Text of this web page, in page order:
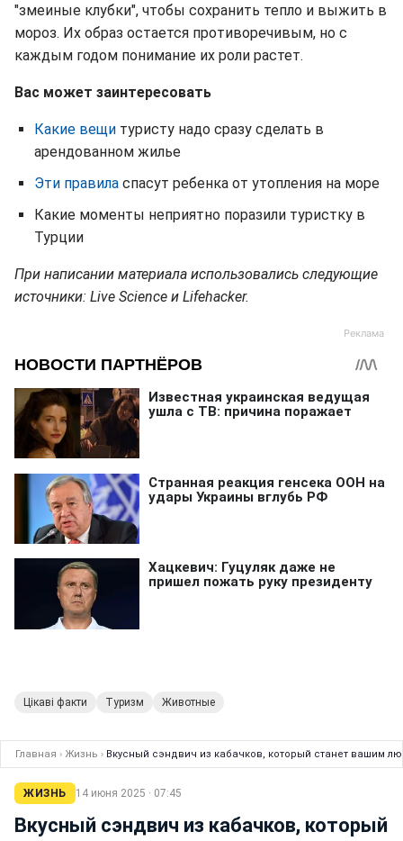
"змеиные клубки", чтобы сохранить тепло и выжить в
мороз. Их образ остается противоречивым, но с
каждым годом понимание их роли растет.
Вас может заинтересовать
Какие вещи туристу надо сразу сделать в
арендованном жилье
Эти правила спасут ребенка от утопления на море
Какие моменты неприятно поразили туристку в
Турции
При написании материала использовались следующие
источники: Live Science и Lifehacker.
Цікаві факти Туризм Животные
Главная › Жизнь › Вкусный сэндвич из кабачков, который станет вашим
ЖИЗНЬ 14 июня 2025 · 07:45
Вкусный сэндвич из кабачков, который